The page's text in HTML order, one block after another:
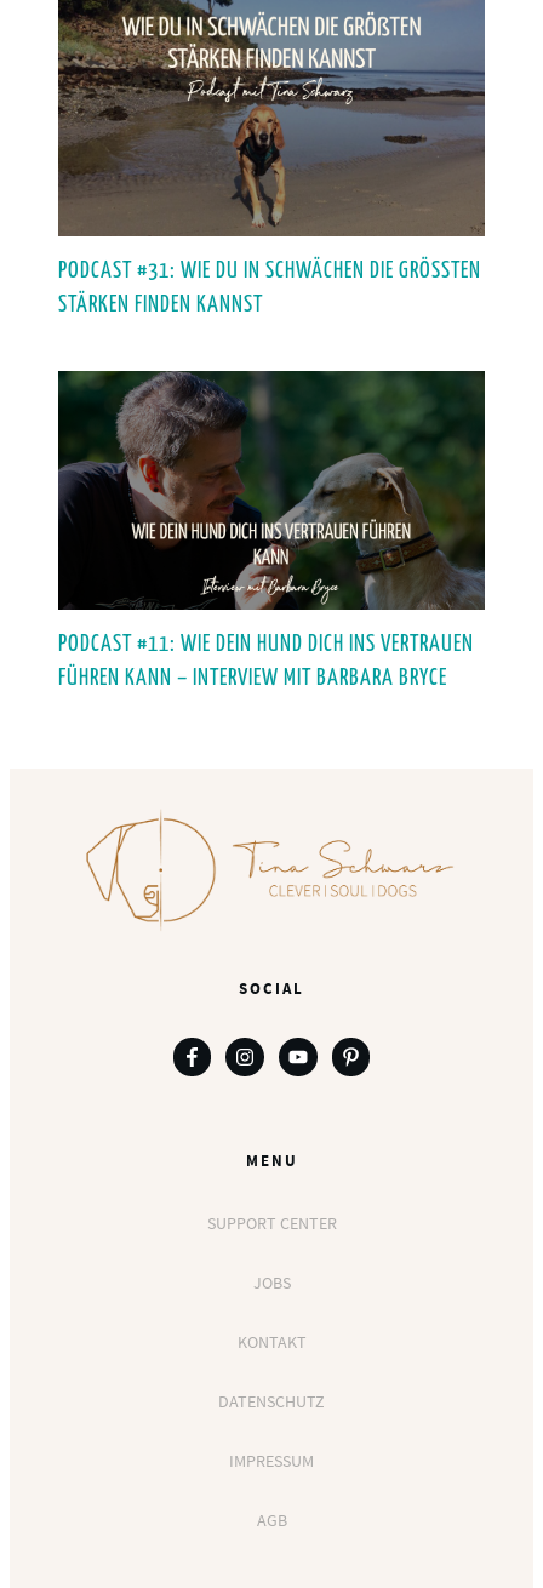
PODCAST #31: WIE DU IN SCHWÄCHEN DIE GRÖSSTEN S
TÄRKEN FINDEN KANNST
PODCAST #11: WIE DEIN HUND DICH INS VERTRAUEN
FÜHREN KANN – INTERVIEW MIT BARBARA BRYCE
MENU
SUPPORT CENTER
JOBS
KONTAKT
DATENSCHUTZ
IMPRESSUM
AGB
SOCIAL